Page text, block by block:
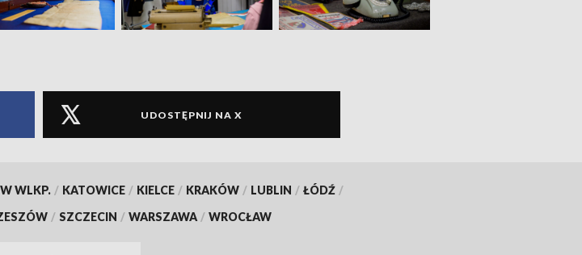
UDOSTĘPNIJ NA X
WLKP. / KATOWICE / KIELCE / KRAKÓW / LUBLIN / ŁÓDŹ /
/ SZCZECIN / WARSZAWA / WROCŁAW